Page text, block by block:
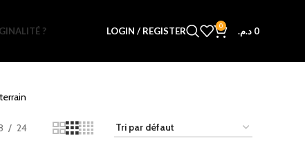
? LOGIN / REGISTER 0 0 د.م.
24